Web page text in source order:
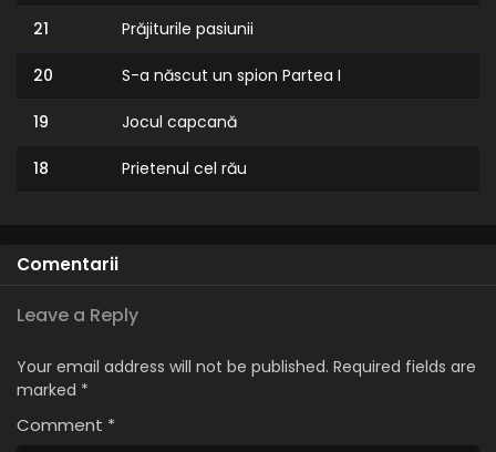
21 Prăjiturile pasiunii
20 S-a născut un spion Partea I
19 Jocul capcană
18 Prietenul cel rău
16
15 Stilul sălbatic
Extraterestrii
13
Comentarii
Leave a Reply
Your email address will not be published. Required fields are
marked *
Comment *